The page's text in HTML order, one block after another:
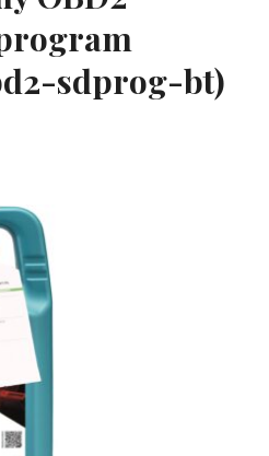
sdprog-bt)